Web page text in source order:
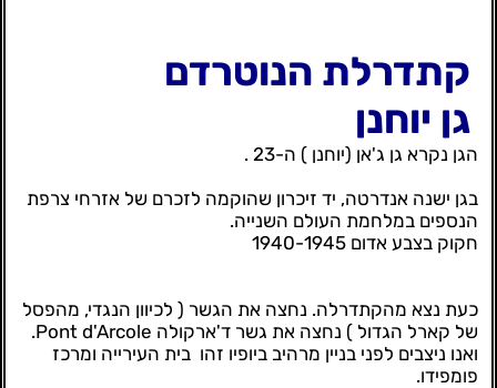
קתדרלת הנוטרדם
גן יוחנן
הגן נקרא גן ג'אן (יוחנן ) ה-23 .
בגן ישנה אנדרטה, יד זיכרון שהוקמה לזכרם של אזרחי צרפת
הנספים במלחמת העולם השנייה.
חקוק בצבע אדום 1940-1945
כעת נצא מהקתדרלה. נחצה את הגשר ( לכיוון הנגדי, מהפסל
של קארל הגדול ) נחצה את גשר ד'ארקולה Pont d'Arcole.
ואנו ניצבים לפני בניין מרהיב ביופיו זהו בית העירייה ומרכז
פומפידו.